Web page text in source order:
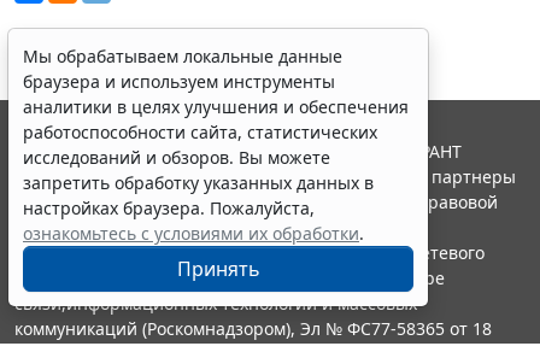
Мы обрабатываем локальные данные
браузера и используем инструменты
аналитики в целях улучшения и обеспечения
работоспособности сайта, статистических
исследований и обзоров. Вы можете
запретить обработку указанных данных в
настройках браузера. Пожалуйста,
ознакомьтесь с условиями их обработки.
Принять
© ООО "НПП "ГАРАНТ-СЕРВИС", 2026. Система ГАРАНТ
выпускается с 1990 года. Компания "Гарант" и ее партнеры
являются участниками Российской ассоциации правовой
информации ГАРАНТ.
Портал ГАРАНТ.РУ зарегистрирован в качестве сетевого
издания Федеральной службой по надзору в сфере
связи,информационных технологий и массовых
коммуникаций (Роскомнадзором), Эл № ФС77-58365 от 18